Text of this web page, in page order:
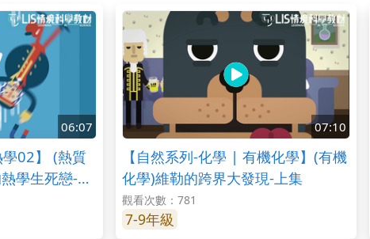
06:07
學02】 (熱質
學生死戀-
07:10
【自然系列-化學 | 有機化學】(有機
化學)維勒的跨界大發現-上集
觀看次數：781
7-9年級